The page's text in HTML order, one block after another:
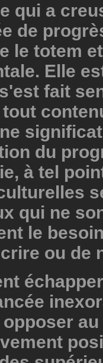
qui a
de
le totem
Elle
fait
du
à tel
qui ne
le
ou de